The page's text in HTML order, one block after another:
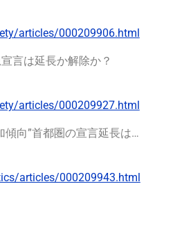
articles/000209906.html
言は延長か解除か？
articles/000209927.html
傾向”首都圏の宣言延長は…
articles/000209943.html